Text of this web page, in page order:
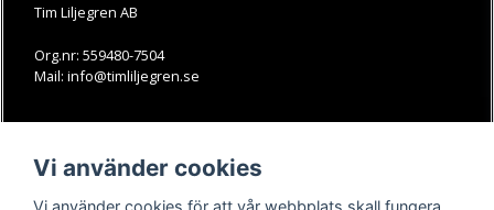
Tim Liljegren AB
Org.nr: 559480-7504
Mail: info@timliljegren.se
Köpvillkor
Kontakt
Instagram
Vi använder cookies
Vi använder cookies för att vår webbplats skall fungera